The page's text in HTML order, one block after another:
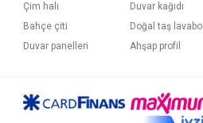
Çim halı
Bahçe çiti
Duvar panelleri
Duvar kağıdı
Doğal taş lavabo
Ahşap profil